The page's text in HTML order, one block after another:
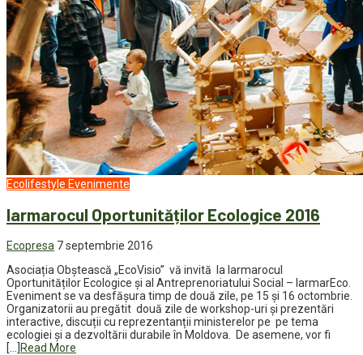
Ecolifestyle Evenimente
Iarmarocul Oportunităților Ecologice 2016
Ecopresa 7 septembrie 2016
Asociația Obștească „EcoVisio” vă invită la Iarmarocul
Oportunităților Ecologice și al Antreprenoriatului Social – IarmarEco.
Eveniment se va desfășura timp de două zile, pe 15 și 16 octombrie.
Organizatorii au pregătit două zile de workshop-uri și prezentări
interactive, discuții cu reprezentanții ministerelor pe pe tema
ecologiei și a dezvoltării durabile în Moldova. De asemene, vor fi
[…]
Read More